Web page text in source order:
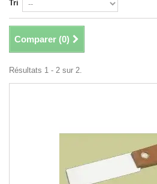
Tri
Comparer (0)
Résultats 1 - 2 sur 2.